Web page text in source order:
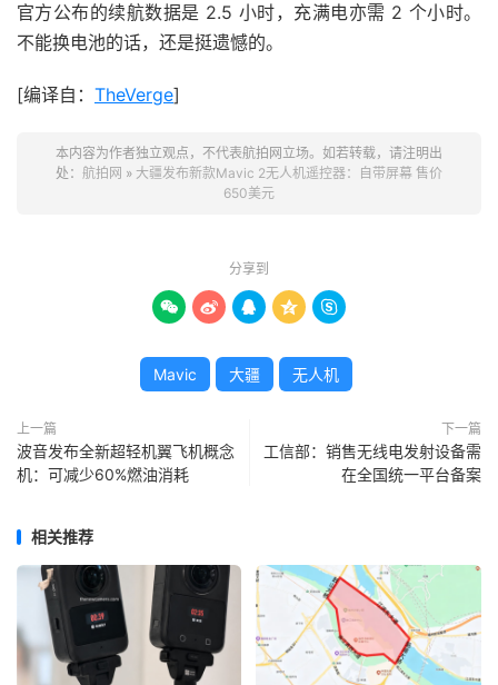
官方公布的续航数据是 2.5 小时，充满电亦需 2 个小时。
不能换电池的话，还是挺遗憾的。
[编译自： TheVerge]
本内容为作者独立观点，不代表航拍网立场。如若转载，请注明出
处： 航拍网 » 大疆发布新款Mavic 2无人机遥控器：自带屏幕 售价
650美元
分享到
    
Mavic 大疆 无人机
上一篇
波音发布全新超轻机翼飞机概念
机：可减少60%燃油消耗
下一篇
工信部：销售无线电发射设备需
在全国统一平台备案
相关推荐